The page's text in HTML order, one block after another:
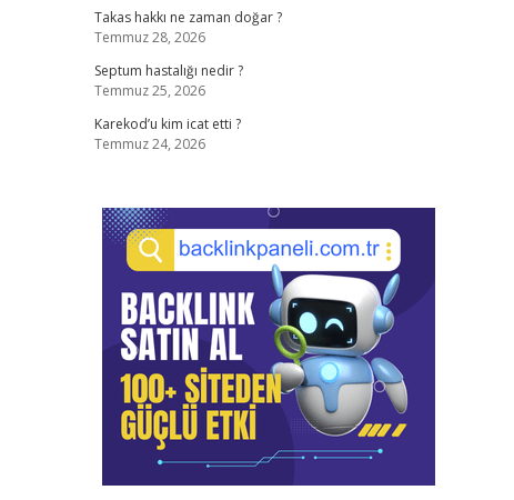
Takas hakkı ne zaman doğar ?
Temmuz 28, 2026
Septum hastalığı nedir ?
Temmuz 25, 2026
Karekod’u kim icat etti ?
Temmuz 24, 2026